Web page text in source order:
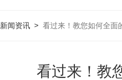
新闻资讯> 看过来！教您如何全面
看过来！教